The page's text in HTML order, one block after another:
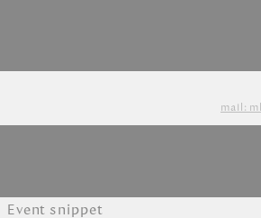
mail:
Event snippet